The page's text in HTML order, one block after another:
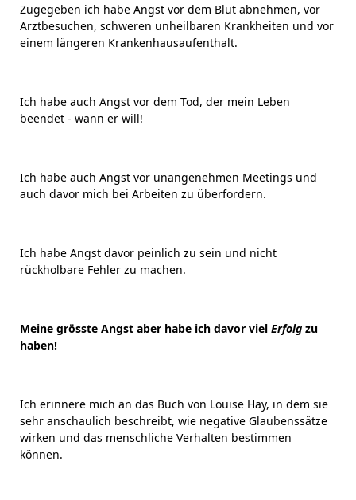
Zugegeben ich habe Angst vor dem Blut abnehmen, vor
Arztbesuchen, schweren unheilbaren Krankheiten und vor
einem längeren Krankenhausaufenthalt.
Ich habe auch Angst vor dem Tod, der mein Leben
beendet - wann er will!
Ich habe auch Angst vor unangenehmen Meetings und
auch davor mich bei Arbeiten zu überfordern.
Ich habe Angst davor peinlich zu sein und nicht
rückholbare Fehler zu machen.
Meine grösste Angst aber habe ich davor viel Erfolg zu
haben!
Ich erinnere mich an das Buch von Louise Hay, in dem sie
sehr anschaulich beschreibt, wie negative Glaubenssätze
wirken und das menschliche Verhalten bestimmen
können.